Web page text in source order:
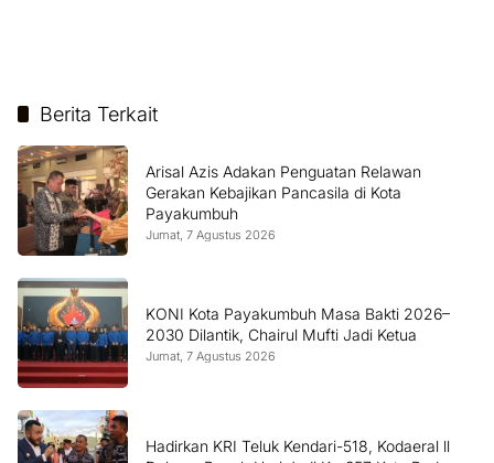
Berita Terkait
Arisal Azis Adakan Penguatan Relawan
Gerakan Kebajikan Pancasila di Kota
Payakumbuh
Jumat, 7 Agustus 2026
KONI Kota Payakumbuh Masa Bakti 2026–
2030 Dilantik, Chairul Mufti Jadi Ketua
Jumat, 7 Agustus 2026
Hadirkan KRI Teluk Kendari-518, Kodaeral ll